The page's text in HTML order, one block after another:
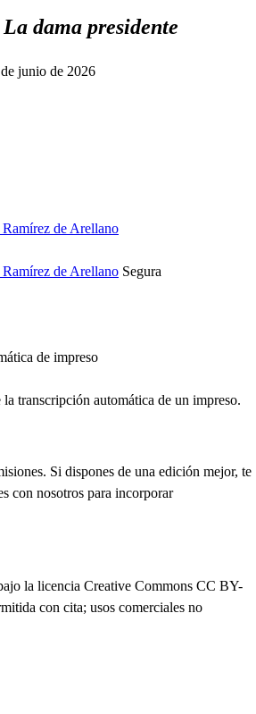
La dama presidente
junio de 2026
de Arellano
de Arellano Segura
de impreso
transcripción automática de un impreso.
Si dispones de una edición mejor, te
con nosotros para incorporar
la licencia Creative Commons CC BY-
con cita; usos comerciales no